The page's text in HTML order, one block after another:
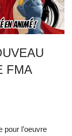
FMA
pour l’oeuvre